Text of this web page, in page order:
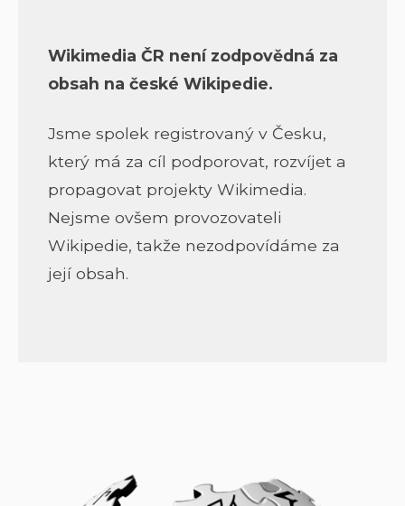
Wikimedia ČR není zodpovědná za
obsah na české Wikipedie.
Jsme spolek registrovaný v Česku,
který má za cíl podporovat, rozvíjet a
propagovat projekty Wikimedia.
Nejsme ovšem provozovateli
Wikipedie, takže nezodpovídáme za
její obsah.